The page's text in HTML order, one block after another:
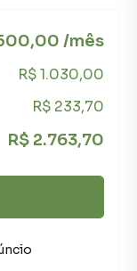
/mês
R$ 1.030,00
R$ 233,70
R$ 2.763,70